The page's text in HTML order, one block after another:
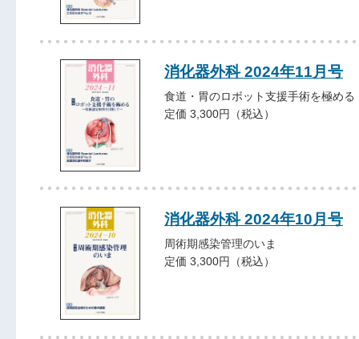
消化器外科 2024年11月号
食道・胃のロボット支援手術を極める
定価 3,300円（税込）
消化器外科 2024年10月号
周術期感染管理のいま
定価 3,300円（税込）